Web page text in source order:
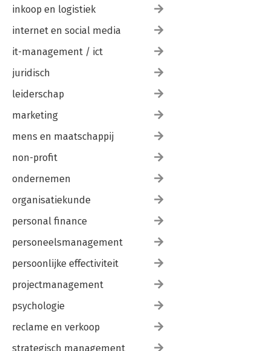
inkoop en logistiek
internet en social media
it-management / ict
juridisch
leiderschap
marketing
mens en maatschappij
non-profit
ondernemen
organisatiekunde
personal finance
personeelsmanagement
persoonlijke effectiviteit
projectmanagement
psychologie
reclame en verkoop
strategisch management